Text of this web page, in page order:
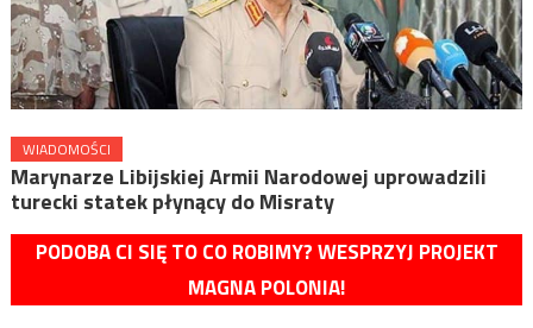
WIADOMOŚCI
Marynarze Libijskiej Armii Narodowej uprowadzili
turecki statek płynący do Misraty
PODOBA CI SIĘ TO CO ROBIMY? WESPRZYJ PROJEKT
MAGNA POLONIA!